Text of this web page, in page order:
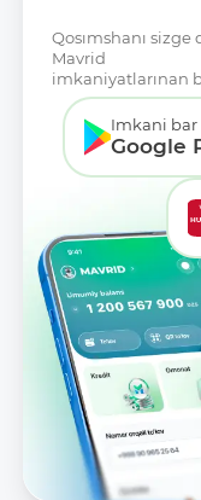
Qosımshanı sizge
Mavrid
imkaniyatlarınan
Imkani bar
Google